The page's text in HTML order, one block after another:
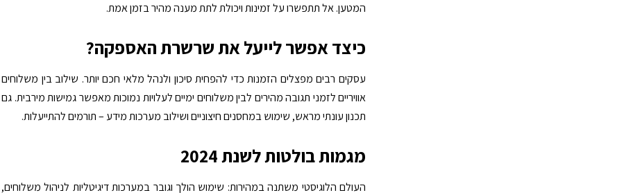
המטען. אל תתפשרו על זמינות ויכולת לתת מענה מהיר בזמן אמת.
כיצד אפשר לייעל את שרשרת האספקה?
עסקים רבים מפצלים הזמנות כדי להפחית סיכון ולנהל מלאי חכם יותר. שילוב בין משלוחים
אוויריים לזמני תגובה מהירים לבין משלוחים ימיים לעלויות נמוכות מאפשר גמישות מירבית. גם
תכנון עונתי מראש, שימוש במחסנים חיצוניים ושילוב מערכות מידע – תורמים להתייעלות.
מגמות בולטות לשנת 2024
העולם הלוגיסטי משתנה במהירות: שימוש הולך וגובר במערכות דיגיטליות לניהול משלוחים,